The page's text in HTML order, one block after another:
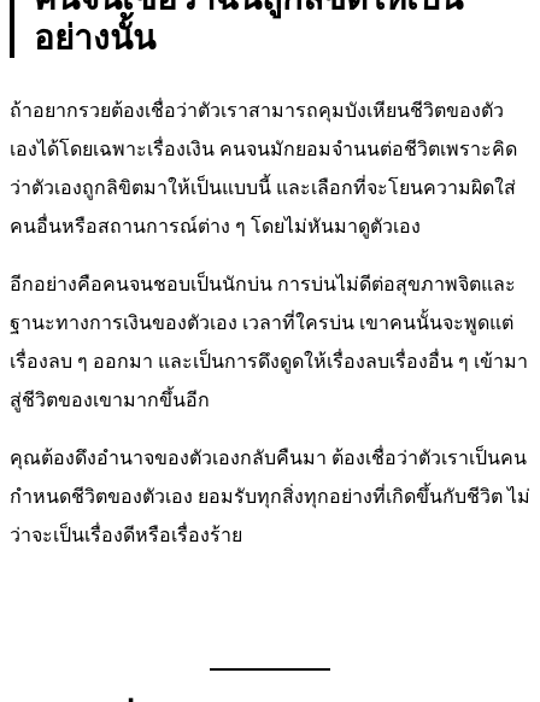
อย่างนั้น
ถ้าอยากรวยต้องเชื่อว่าตัวเราสามารถคุมบังเหียนชีวิตของตัว
เองได้โดยเฉพาะเรื่องเงิน คนจนมักยอมจำนนต่อชีวิตเพราะคิด
ว่าตัวเองถูกลิขิตมาให้เป็นแบบนี้ และเลือกที่จะโยนความผิดใส่
คนอื่นหรือสถานการณ์ต่าง ๆ โดยไม่หันมาดูตัวเอง
อีกอย่างคือคนจนชอบเป็นนักบ่น การบ่นไม่ดีต่อสุขภาพจิตและ
ฐานะทางการเงินของตัวเอง เวลาที่ใครบ่น เขาคนนั้นจะพูดแต่
เรื่องลบ ๆ ออกมา และเป็นการดึงดูดให้เรื่องลบเรื่องอื่น ๆ เข้ามา
สู่ชีวิตของเขามากขึ้นอีก
คุณต้องดึงอำนาจของตัวเองกลับคืนมา ต้องเชื่อว่าตัวเราเป็นคน
กำหนดชีวิตของตัวเอง ยอมรับทุกสิ่งทุกอย่างที่เกิดขึ้นกับชีวิต ไม่
ว่าจะเป็นเรื่องดีหรือเรื่องร้าย